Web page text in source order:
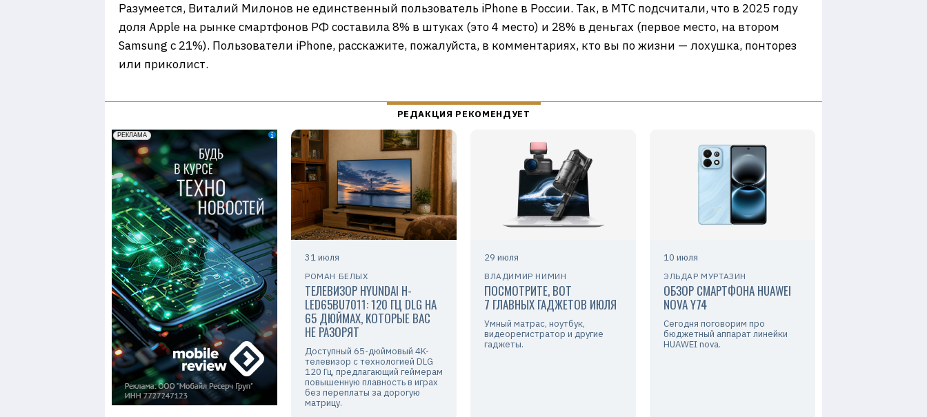
Разумеется, Виталий Милонов не единственный пользователь iPhone в России. Так, в МТС подсчитали, что в 2025 году
доля Apple на рынке смартфонов РФ составила 8% в штуках (это 4 место) и 28% в деньгах (первое место, на втором
Samsung с 21%). Пользователи iPhone, расскажите, пожалуйста, в комментариях, кто вы по жизни — лохушка, понторез
или приколист.
31 июля
РОМАН БЕЛЫХ
ТЕЛЕВИЗОР HYUNDAI H-
LED65BU7011: 120 ГЦ DLG НА
65 ДЮЙМАХ, КОТОРЫЕ ВАС
НЕ РАЗОРЯТ
Доступный 65-дюймовый 4K-
телевизор с технологией DLG
120 Гц, предлагающий геймерам
повышенную плавность в играх
без переплаты за дорогую
матрицу.
29 июля
ВЛАДИМИР НИМИН
ПОСМОТРИТЕ, ВОТ
7 ГЛАВНЫХ ГАДЖЕТОВ ИЮЛЯ
Умный матрас, ноутбук,
видеорегистратор и другие
гаджеты.
10 июля
ЭЛЬДАР МУРТАЗИН
ОБЗОР СМАРТФОНА HUAWEI
NOVA Y74
Сегодня поговорим про
бюджетный аппарат линейки
HUAWEI nova.